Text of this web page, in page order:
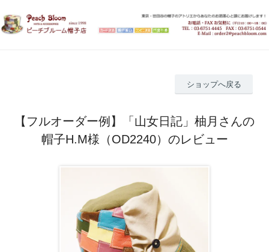
ショップへ戻る
【フルオーダー例】「山女日記」柚月さんの
帽子H.M様（OD2240）のレビュー